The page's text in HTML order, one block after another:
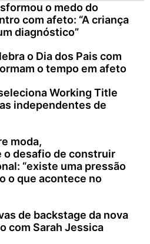
o medo do
com afeto: “A criança
diagnóstico”
o Dia dos Pais com
o tempo em afeto
Working Title
independentes de
moda,
o desafio de construir
“existe uma pressão
o que acontece no
de backstage da nova
com Sarah Jessica